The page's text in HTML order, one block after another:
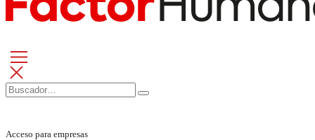
Acceso para empresas